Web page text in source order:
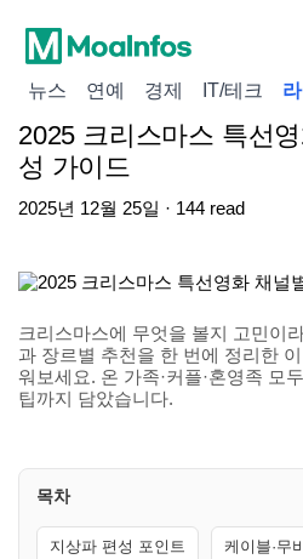
뉴스 연예 경제 IT/테크
2025 크리스마스 특선
성 가이드
2025년 12월 25일 · 144 read
크리스마스에 무엇을 볼지 고민이
과 장르별 추천을 한 번에 정리한
워보세요. 온 가족·커플·혼영족 모
팁까지 담았습니다.
목차
지상파 편성 포인트 케이블·무